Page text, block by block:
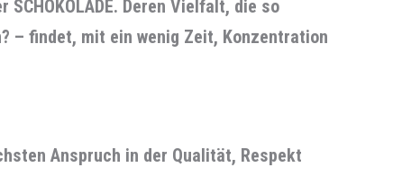
Deren Vielfalt, die so
– findet, mit ein wenig Zeit, Konzentration
Anspruch in der Qualität, Respekt